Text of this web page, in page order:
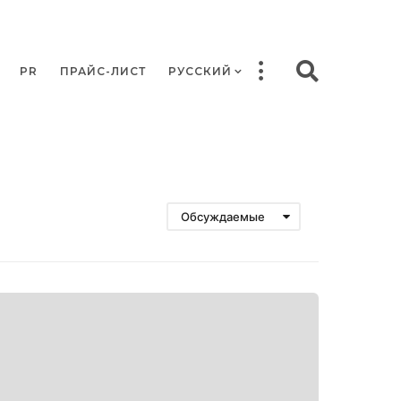
PR ПРАЙС-ЛИСТ РУССКИЙ
Обсуждаемые